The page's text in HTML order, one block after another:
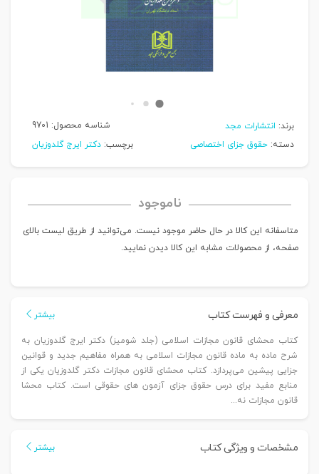
برند: انتشارات مجد شناسه محصول: 9701
دسته: حقوق جزای اختصاصی برچسب: دکتر ایرج گلدوزیان
ناموجود
متاسفانه این کالا در حال حاضر موجود نیست. می‌توانید از طریق لیست بالای
صفحه، از محصولات مشابه این کالا دیدن نمایید.
معرفی و فهرست کتاب بیشتر
کتاب محشای قانون مجازات اسلامی (جلد شومیز) دکتر ایرج گلدوزیان به
شرح ماده به ماده قانون مجازات اسلامی به همراه مفاهیم جدید و قوانین
جزایی پیشین می‌پردازد. کتاب محشای قانون مجازات دکتر گلدوزیان یکی از
منابع مفید برای درس حقوق جزای آزمون های حقوقی است. کتاب محشا
قانون مجازات نه...
مشخصات و ویژگی کتاب بیشتر